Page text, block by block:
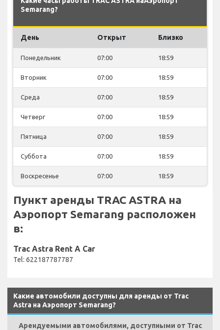
Semarang?
День Открыт Близко
Понедельник 07:00 18:59
Вторник 07:00 18:59
Среда 07:00 18:59
Четверг 07:00 18:59
Пятница 07:00 18:59
Суббота 07:00 18:59
Воскресенье 07:00 18:59
Пункт аренды TRAC ASTRA на
Аэропорт Semarang расположен
в:
Trac Astra Rent A Car
Tel: 622187787787
Какие автомобили доступны для аренды от Trac
Astra на Аэропорт Semarang?
Арендуемыми автомобилями, доступными от Trac